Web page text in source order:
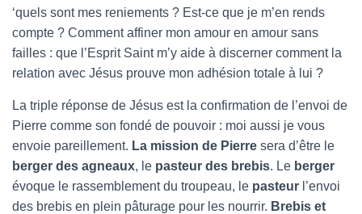
‘quels sont mes reniements ? Est-ce que je m’en rends
compte ? Comment affiner mon amour en amour sans
failles : que l’Esprit Saint m’y aide à discerner comment la
relation avec Jésus prouve mon adhésion totale à lui ?
La triple réponse de Jésus est la confirmation de l’envoi de
Pierre comme son fondé de pouvoir : moi aussi je vous
envoie pareillement. La mission de Pierre sera d’être le
berger des agneaux, le pasteur des brebis. Le berger
évoque le rassemblement du troupeau, le pasteur l’envoi
des brebis en plein pâturage pour les nourrir. Brebis et